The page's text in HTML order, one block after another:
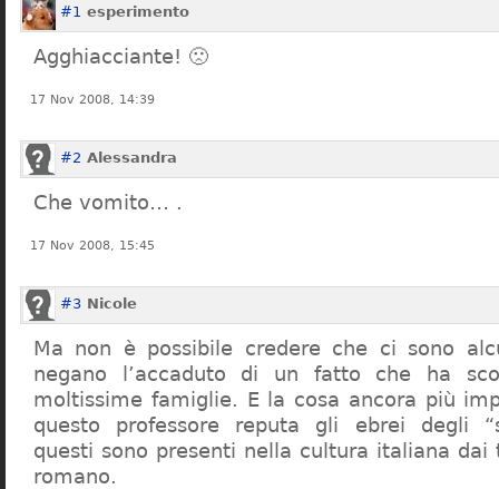
#1 esperimento
Agghiacciante! 🙁
17 Nov 2008, 14:39
#2 Alessandra
Che vomito… .
17 Nov 2008, 15:45
#3 Nicole
Ma non è possibile credere che ci sono
negano l’accaduto di un fatto che ha
moltissime famiglie. E la cosa ancora più
questo professore reputa gli ebrei degli
questi sono presenti nella cultura italiana dai
romano.